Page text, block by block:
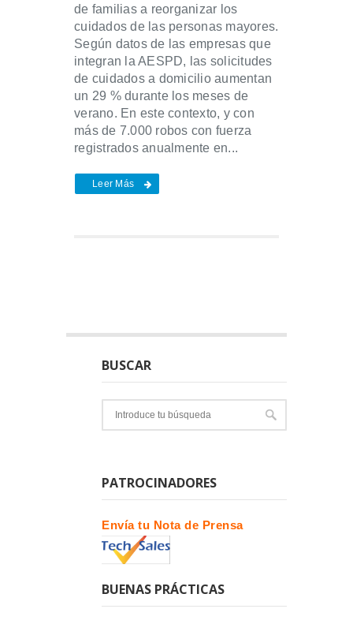
de familias a reorganizar los
cuidados de las personas mayores.
Según datos de las empresas que
integran la AESPD, las solicitudes
de cuidados a domicilio aumentan
un 29 % durante los meses de
verano. En este contexto, y con
más de 7.000 robos con fuerza
registrados anualmente en...
Leer Más
BUSCAR
PATROCINADORES
Envía tu Nota de Prensa
BUENAS PRÁCTICAS